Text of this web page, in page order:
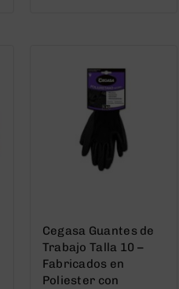
Cegasa Guantes de
Trabajo Talla 10 –
Fabricados en
Poliester con